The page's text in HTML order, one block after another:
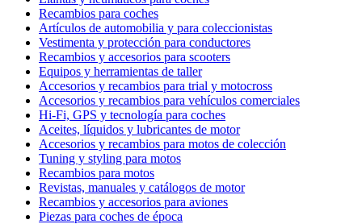
Recambios para coches
Artículos de automobilia y para coleccionistas
Vestimenta y protección para conductores
Recambios y accesorios para scooters
Equipos y herramientas de taller
Accesorios y recambios para trial y motocross
Accesorios y recambios para vehículos comerciales
Hi-Fi, GPS y tecnología para coches
Aceites, líquidos y lubricantes de motor
Accesorios y recambios para motos de colección
Tuning y styling para motos
Recambios para motos
Revistas, manuales y catálogos de motor
Recambios y accesorios para aviones
Piezas para coches de época